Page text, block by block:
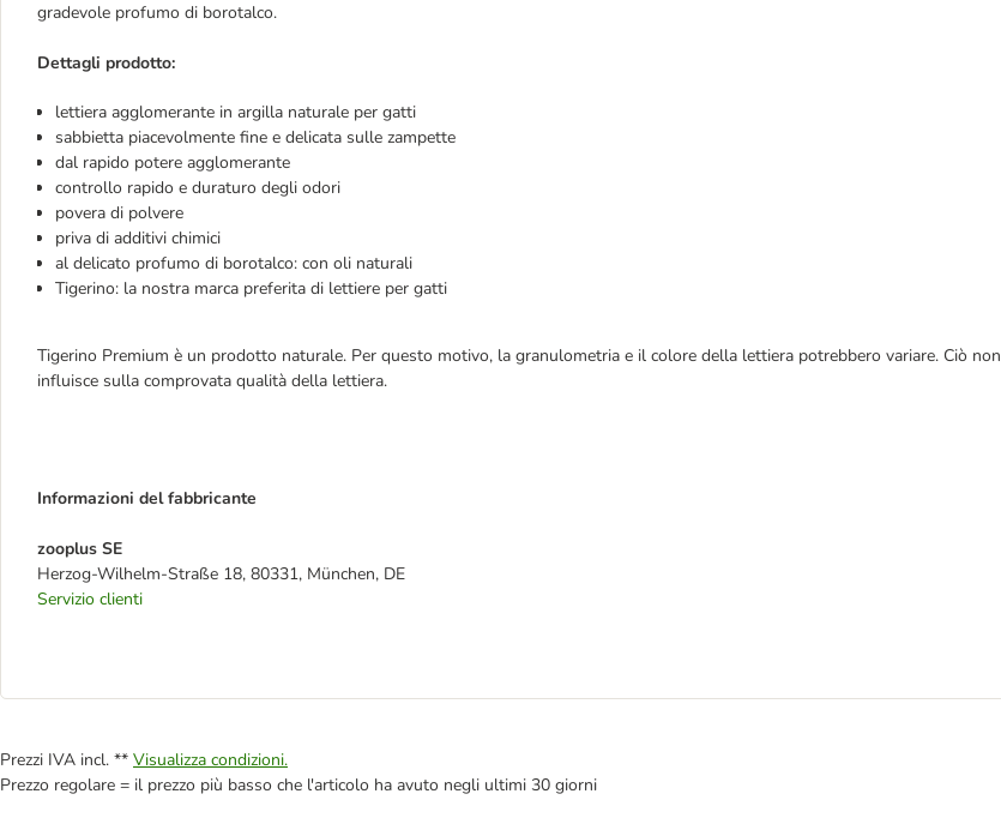
gradevole profumo di borotalco.
Dettagli prodotto:
lettiera agglomerante in argilla naturale per gatti
sabbietta piacevolmente fine e delicata sulle zampette
dal rapido potere agglomerante
controllo rapido e duraturo degli odori
povera di polvere
priva di additivi chimici
al delicato profumo di borotalco: con oli naturali
Tigerino: la nostra marca preferita di lettiere per gatti
Tigerino Premium è un prodotto naturale. Per questo motivo, la granulometria e il colore della lettiera potrebbero variare. Ciò non
influisce sulla comprovata qualità della lettiera.
Informazioni del fabbricante
zooplus SE
Herzog-Wilhelm-Straße 18, 80331, München, DE
Servizio clienti
Prezzi IVA incl. ** Visualizza condizioni.
Prezzo regolare = il prezzo più basso che l'articolo ha avuto negli ultimi 30 giorni